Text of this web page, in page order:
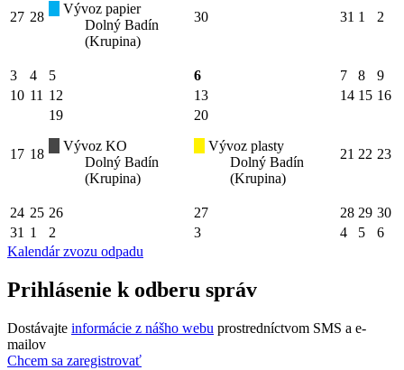
27 28
Vývoz papier
Dolný Badín
(Krupina)
30 31 1 2
3 4 5 6 7 8
9
10 11 12 13 14 15 16
17 18
19
Vývoz KO
Dolný Badín
(Krupina)
20
Vývoz plasty
Dolný Badín
(Krupina)
21 22 23
24 25 26 27 28 29 30
31 1 2 3 4 5
6
Kalendár zvozu odpadu
Prihlásenie k odberu správ
Dostávajte informácie z nášho webu prostredníctvom SMS a e-
mailov
Chcem sa zaregistrovať